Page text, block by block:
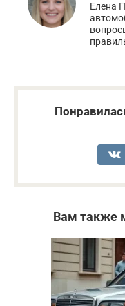
Елена
Вам также